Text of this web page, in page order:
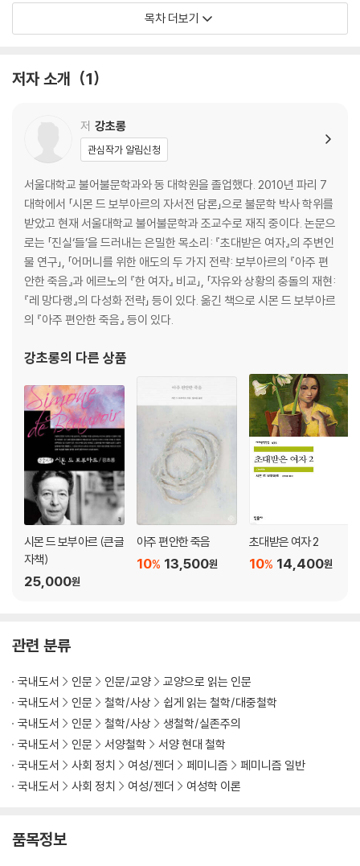
08 체험
목차 더보기
저자 소개 1
저 강초롱
관심작가 알림신청
서울대학교 불어불문학과와 동 대학원을 졸업했다. 2010년 파리 7
대학에서 「시몬 드 보부아르의 자서전 담론」으로 불문학 박사 학위를
받았고 현재 서울대학교 불어불문학과 조교수로 재직 중이다. 논문으
로는 「진실‘들’을 드러내는 은밀한 목소리: 『초대받은 여자』의 주변인
물 연구」, 「어머니를 위한 애도의 두 가지 전략: 보부아르의 『아주 편
안한 죽음』과 에르노의 『한 여자』 비교」, 「자유와 상황의 충돌의 재현:
『레 망다랭』의 다성화 전략」 등이 있다. 옮긴 책으로 시몬 드 보부아르
의 『아주 편안한 죽음』 등이 있다.
강초롱의 다른 상품
시몬 드 보부아르 (큰글
자책)
25,000원
아주 편안한 죽음
13,500원
10%
초대받은 여자 2
14,400원
10%
관련 분류
국내도서 인문 인문/교양
교양으로 읽는 인문
국내도서
인문 철학/사상
쉽게 읽는 철학/대중철학
국내도서
인문 철학/사상
생철학/실존주의
국내도서
인문 서양철학
서양 현대 철학
국내도서
사회 정치 여성/젠더 페미니즘
페미니즘 일반
국내도서
사회 정치 여성/젠더 여성학 이론
품목정보